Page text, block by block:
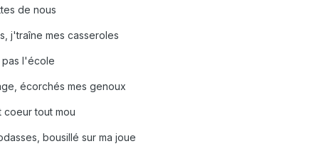
de nous
j'traîne mes casseroles
l'école
écorchés mes genoux
tout mou
bousillé sur ma joue